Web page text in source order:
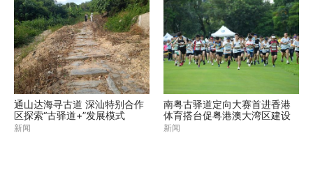
通山达海寻古道 深汕特别合作
区探索“古驿道+”发展模式
新闻
南粤古驿道定向大赛首进香港
体育搭台促粤港澳大湾区建设
新闻